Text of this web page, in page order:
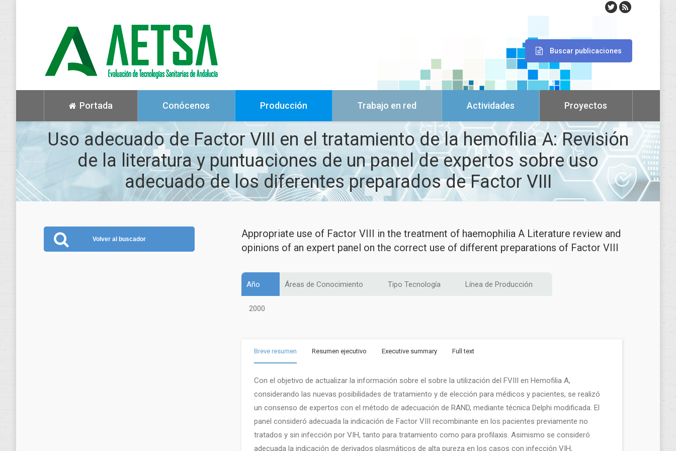
Buscar publicaciones
Portada Conócenos Producción Trabajo en red Actividades Proyectos
Uso adecuado de Factor VIII en el tratamiento de la hemofilia A: Revisión
de la literatura y puntuaciones de un panel de expertos sobre uso
adecuado de los diferentes preparados de Factor VIII
Volver al buscador
Appropriate use of Factor VIII in the treatment of haemophilia A Literature review and
opinions of an expert panel on the correct use of different preparations of Factor VIII
Año Áreas de Conocimiento Tipo Tecnología Línea de Producción
2000
Breve resumen Resumen ejecutivo Executive summary Full text
Con el objetivo de actualizar la información sobre el sobre la utilización del FVIII en Hemofilia A,
considerando las nuevas posibilidades de tratamiento y de elección para médicos y pacientes, se realizó
un consenso de expertos con el método de adecuación de RAND, mediante técnica Delphi modificada. El
panel consideró adecuada la indicación de Factor VIII recombinante en los pacientes previamente no
tratados y sin infección por VIH, tanto para tratamiento como para profilaxis. Asimismo se consideró
adecuada la indicación de derivados plasmáticos de alta pureza en los casos con infección VIH,